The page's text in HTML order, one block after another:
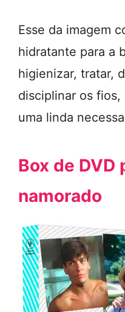
Esse da imagem
hidratante para a
higienizar, tratar,
disciplinar os
uma linda
Box de DVD
namorado